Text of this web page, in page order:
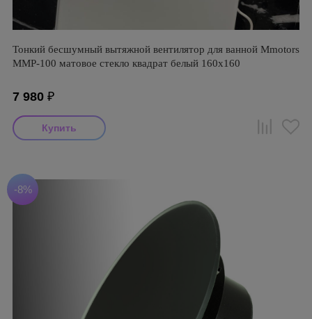
Тонкий бесшумный вытяжной вентилятор для ванной Mmotors
ММР-100 матовое стекло квадрат белый 160х160
7 980 ₽
-8%